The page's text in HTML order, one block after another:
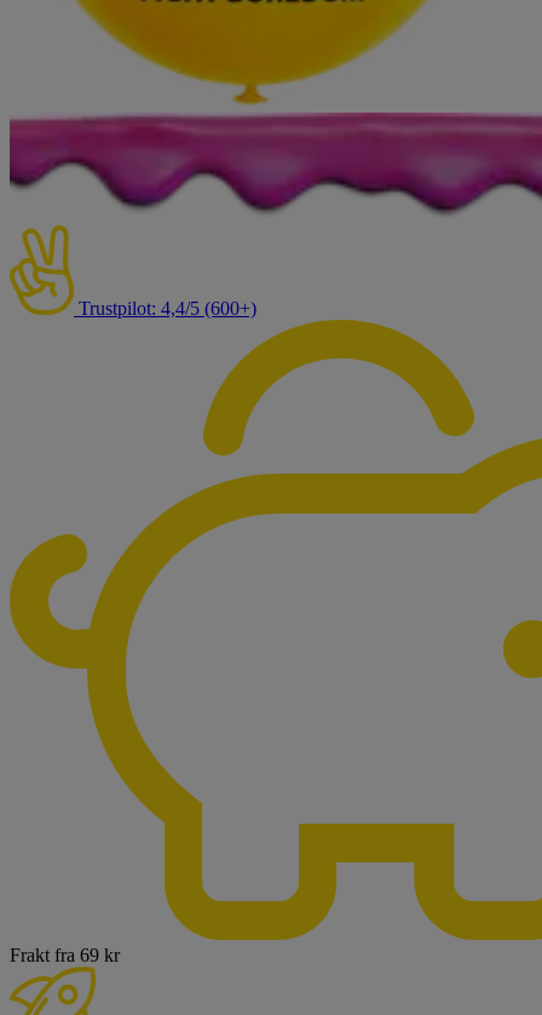
Trustpilot: 4,4/5 (600+)
Frakt fra 69 kr